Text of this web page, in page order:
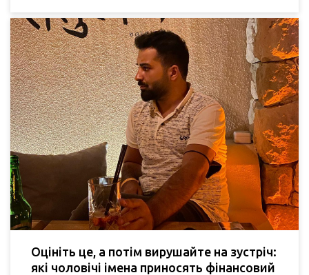
Оцініть це, а потім вирушайте на зустріч:
які чоловічі імена приносять фінансовий